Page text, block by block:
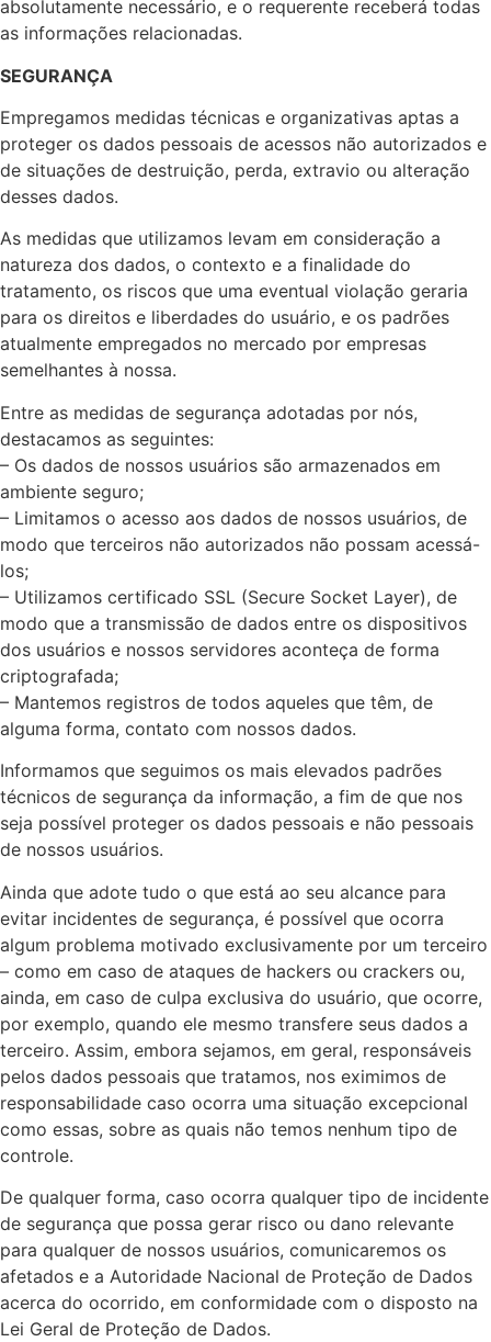
absolutamente necessário, e o requerente receberá todas
as informações relacionadas.
SEGURANÇA
Empregamos medidas técnicas e organizativas aptas a
proteger os dados pessoais de acessos não autorizados e
de situações de destruição, perda, extravio ou alteração
desses dados.
As medidas que utilizamos levam em consideração a
natureza dos dados, o contexto e a finalidade do
tratamento, os riscos que uma eventual violação geraria
para os direitos e liberdades do usuário, e os padrões
atualmente empregados no mercado por empresas
semelhantes à nossa.
Entre as medidas de segurança adotadas por nós,
destacamos as seguintes:
– Os dados de nossos usuários são armazenados em
ambiente seguro;
– Limitamos o acesso aos dados de nossos usuários, de
modo que terceiros não autorizados não possam acessá-
los;
– Utilizamos certificado SSL (Secure Socket Layer), de
modo que a transmissão de dados entre os dispositivos
dos usuários e nossos servidores aconteça de forma
criptografada;
– Mantemos registros de todos aqueles que têm, de
alguma forma, contato com nossos dados.
Informamos que seguimos os mais elevados padrões
técnicos de segurança da informação, a fim de que nos
seja possível proteger os dados pessoais e não pessoais
de nossos usuários.
Ainda que adote tudo o que está ao seu alcance para
evitar incidentes de segurança, é possível que ocorra
algum problema motivado exclusivamente por um terceiro
– como em caso de ataques de hackers ou crackers ou,
ainda, em caso de culpa exclusiva do usuário, que ocorre,
por exemplo, quando ele mesmo transfere seus dados a
terceiro. Assim, embora sejamos, em geral, responsáveis
pelos dados pessoais que tratamos, nos eximimos de
responsabilidade caso ocorra uma situação excepcional
como essas, sobre as quais não temos nenhum tipo de
controle.
De qualquer forma, caso ocorra qualquer tipo de incidente
de segurança que possa gerar risco ou dano relevante
para qualquer de nossos usuários, comunicaremos os
afetados e a Autoridade Nacional de Proteção de Dados
acerca do ocorrido, em conformidade com o disposto na
Lei Geral de Proteção de Dados.